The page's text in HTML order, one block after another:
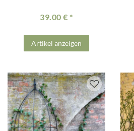
39.00 €
Artikel anzeigen